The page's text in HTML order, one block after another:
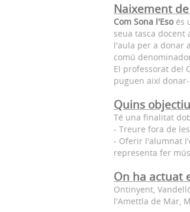
Naixement
Com Sona l'Esoés
seua tasca docent
l'aula per a donar
comú
El professorat del
puguen així
Quins
Té una finalitat
- Treure fora de
- Oferir l'alumnat
representa fer
On ha actuat
Ontinyent,
l'Amettla de Mar,